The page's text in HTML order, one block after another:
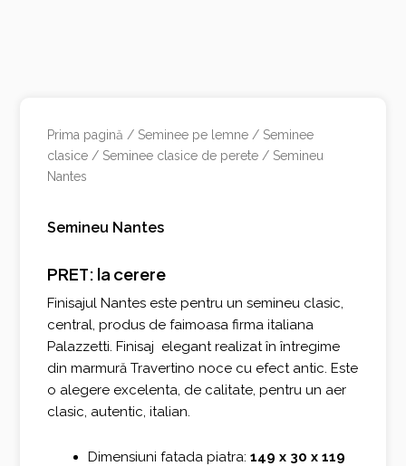
Prima pagină / Seminee pe lemne / Seminee
clasice / Seminee clasice de perete / Semineu
Nantes
Semineu Nantes
PRET: la cerere
Finisajul Nantes este pentru un semineu clasic,
central, produs de faimoasa firma italiana
Palazzetti. Finisaj elegant realizat în întregime
din marmură Travertino noce cu efect antic. Este
o alegere excelenta, de calitate, pentru un aer
clasic, autentic, italian.
Dimensiuni fatada piatra:149 x 30 x 119